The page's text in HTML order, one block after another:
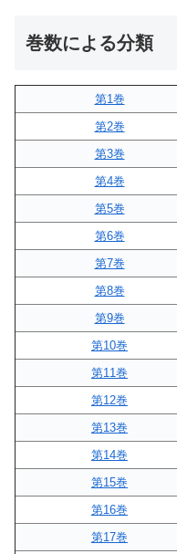
巻数による分類
第1巻
第2巻
第3巻
第4巻
第5巻
第6巻
第7巻
第8巻
第9巻
第10巻
第11巻
第12巻
第13巻
第14巻
第15巻
第16巻
第17巻